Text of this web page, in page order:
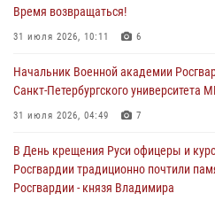
Время возвращаться!
31 июля 2026, 10:11 6
Начальник Военной академии
Санкт-Петербургского университета
31 июля 2026, 04:49 7
В День крещения Руси офицеры и
Росгвардии традиционно почтили
Росгвардии - князя Владимира